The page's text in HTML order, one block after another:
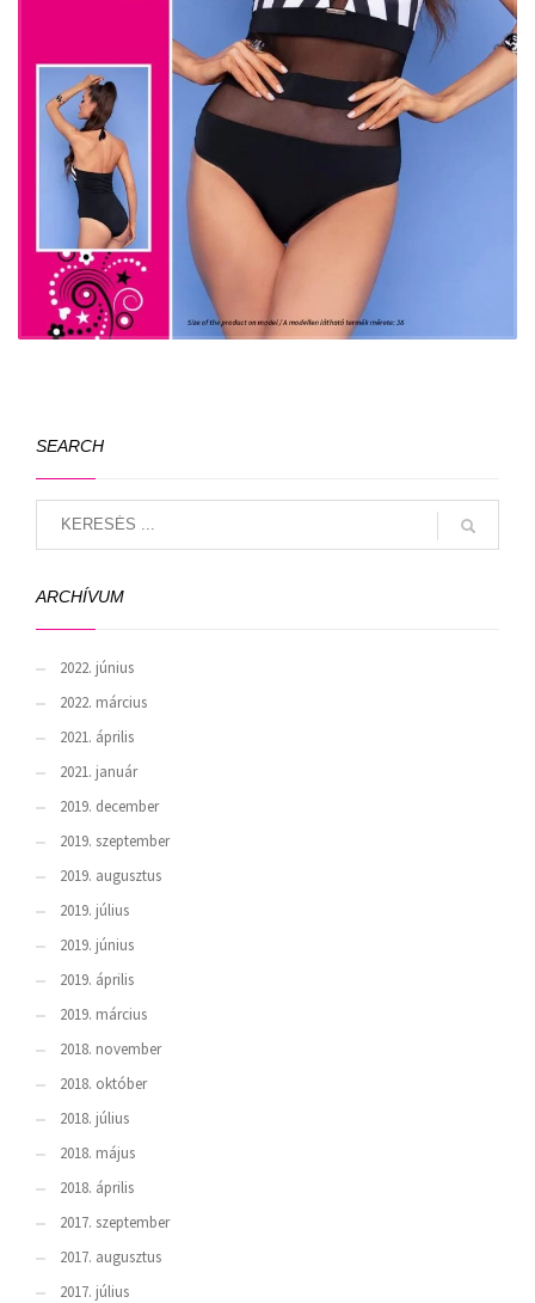
SEARCH
ARCHÍVUM
2022. június
2022. március
2021. április
2021. január
2019. december
2019. szeptember
2019. augusztus
2019. július
2019. június
2019. április
2019. március
2018. november
2018. október
2018. július
2018. május
2018. április
2017. szeptember
2017. augusztus
2017. július